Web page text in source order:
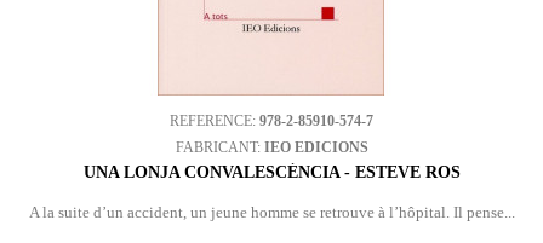
REFERENCE: 978-2-85910-574-7
FABRICANT: IEO EDICIONS
UNA LONJA CONVALESCÉNCIA - ESTEVE ROS
A la suite d’un accident, un jeune homme se retrouve à l’hôpital. Il pense...